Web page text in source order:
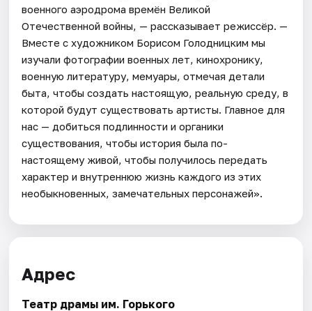
военного аэродрома времён Великой
Отечественной войны, — рассказывает режиссёр. —
Вместе с художником Борисом Голодницким мы
изучали фотографии военных лет, кинохронику,
военную литературу, мемуары, отмечая детали
быта, чтобы создать настоящую, реальную среду, в
которой будут существовать артисты. Главное для
нас — добиться подлинности и органики
существования, чтобы история была по-
настоящему живой, чтобы получилось передать
характер и внутреннюю жизнь каждого из этих
необыкновенных, замечательных персонажей».
Адрес
Театр драмы им. Горького